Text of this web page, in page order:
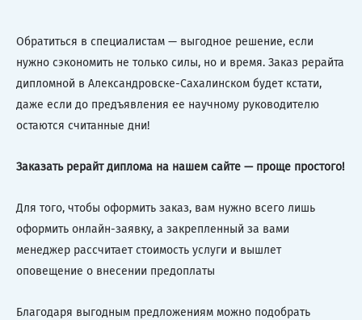
Обратиться в специалистам — выгодное решение, если
нужно сэкономить не только силы, но и время. Заказ рерайта
дипломной в Александровске-Сахалинском будет кстати,
даже если до предъявления ее научному руководителю
остаются считанные дни!
Заказать рерайт диплома на нашем сайте — проще простого!
Для того, чтобы оформить заказ, вам нужно всего лишь
оформить онлайн-заявку, а закрепленный за вами
менеджер рассчитает стоимость услуги и вышлет
оповещение о внесении предоплаты
Благодаря выгодным предложениям можно подобрать